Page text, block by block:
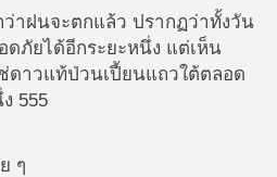
าฝนจะตกแล้ว ปรากฏว่าทั้งวัน
ภัยได้อีกระยะหนึ่ง แต่เห็น
ดาวแท้ป่วนเปี้ยนแถวใต้ตลอด
555
ๆ